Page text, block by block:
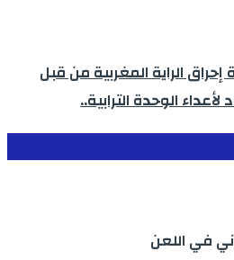
الراية المغربية من قبل
الوحدة الترابية..
في اللعن